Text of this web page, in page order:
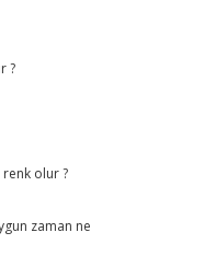
?
olur ?
zaman ne